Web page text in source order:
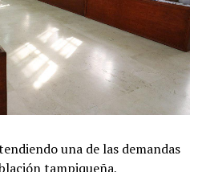
una de las demandas
tampiqueña,